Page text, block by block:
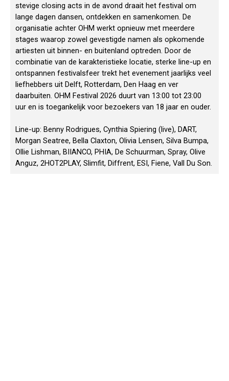
stevige closing acts in de avond draait het festival om
lange dagen dansen, ontdekken en samenkomen. De
organisatie achter OHM werkt opnieuw met meerdere
stages waarop zowel gevestigde namen als opkomende
artiesten uit binnen- en buitenland optreden. Door de
combinatie van de karakteristieke locatie, sterke line-up en
ontspannen festivalsfeer trekt het evenement jaarlijks veel
liefhebbers uit Delft, Rotterdam, Den Haag en ver
daarbuiten. OHM Festival 2026 duurt van 13:00 tot 23:00
uur en is toegankelijk voor bezoekers van 18 jaar en ouder.
Line-up: Benny Rodrigues, Cynthia Spiering (live), DART,
Morgan Seatree, Bella Claxton, Olivia Lensen, Silva Bumpa,
Ollie Lishman, BIIANCO, PHIA, De Schuurman, Spray, Olive
Anguz, 2HOT2PLAY, Slimfit, Diffrent, ESI, Fiene, Vall Du Son.